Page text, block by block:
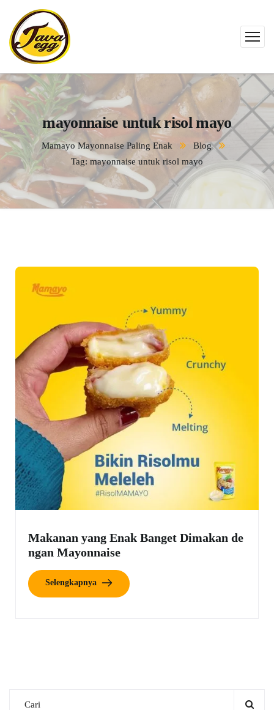
mayonnaise untuk risol mayo
Mamayo Mayonnaise Paling Enak
Blog
Tag: mayonnaise untuk risol mayo
Makanan yang Enak Banget Dimakan de
ngan Mayonnaise
Selengkapnya